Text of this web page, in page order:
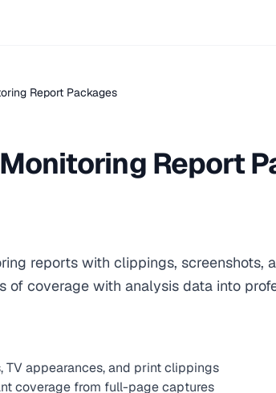
Report Packages
Report
reports with clippings, screenshots,
of coverage with analysis data into
TV appearances, and print clippings
coverage from full-page captures